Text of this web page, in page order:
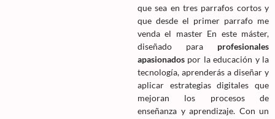
que sea en tres parrafos cortos y
que desde el primer parrafo me
venda el master En este máster,
diseñado para profesionales
apasionados por la educación y la
tecnología, aprenderás a diseñar y
aplicar estrategias digitales que
mejoran los procesos de
enseñanza y aprendizaje. Con un